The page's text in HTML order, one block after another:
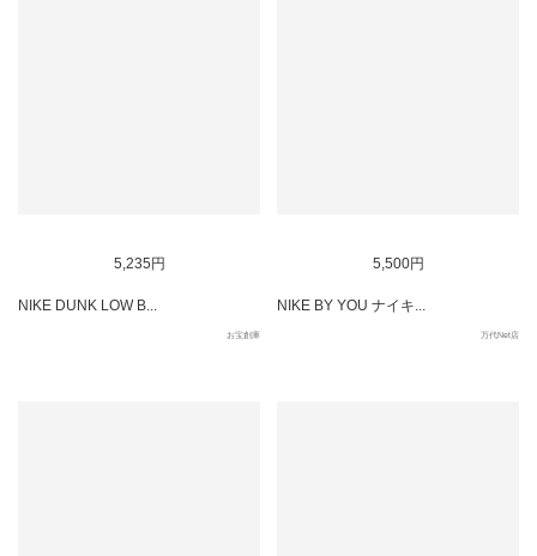
5,235円
NIKE DUNK LOW B...
お宝創庫
5,500円
NIKE BY YOU ナイキ...
万代Net店